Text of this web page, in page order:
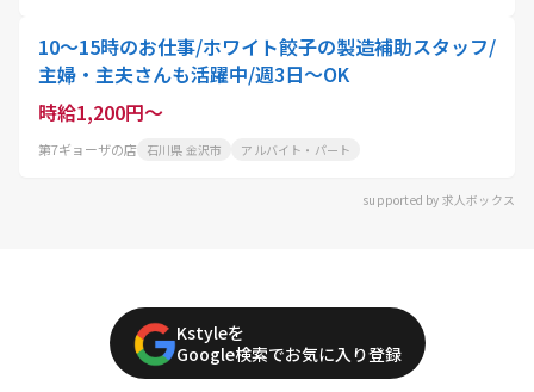
10～15時のお仕事/ホワイト餃子の製造補助スタッフ/
主婦・主夫さんも活躍中/週3日～OK
時給1,200円～
第7ギョーザの店 石川県 金沢市 アルバイト・パート
supported by 求人ボックス
Kstyleを
Google検索でお気に入り登録